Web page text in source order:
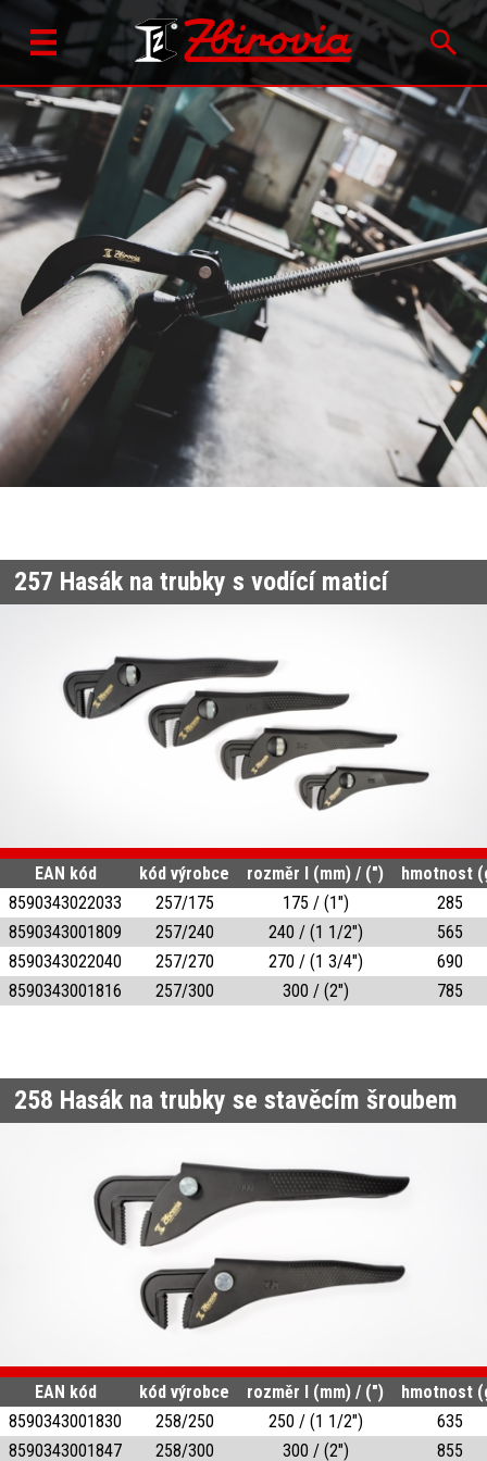
257 Hasák na trubky s vodící maticí
EAN kód kód výrobce rozměr l (mm) / (")
hmotnost
8590343022033
257/175 175 / (1")
285
8590343001809
257/240 240 / (1 1/2")
565
8590343022040
257/270 270 / (1 3/4")
690
8590343001816
257/300 300 / (2") 785
258 Hasák na trubky se stavěcím šroubem
EAN kód kód výrobce rozměr l (mm) / (")
hmotnost
8590343001830
258/250 250 / (1 1/2")
635
8590343001847
258/300 300 / (2") 855